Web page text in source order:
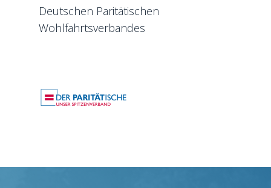
Deutschen Paritätischen
Wohlfahrtsverbandes